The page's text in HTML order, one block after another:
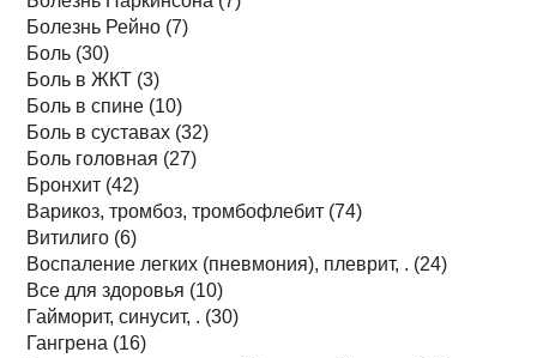
Болезнь Рейно (7)
Боль (30)
Боль в ЖКТ (3)
Боль в спине (10)
Боль в суставах (32)
Боль головная (27)
Бронхит (42)
Варикоз, тромбоз, тромбофлебит (74)
Витилиго (6)
Воспаление легких (пневмония), плеврит, . (24)
Все для здоровья (10)
Гайморит, синусит, . (30)
Гангрена (16)